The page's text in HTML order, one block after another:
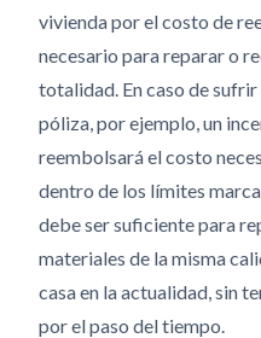
vivienda por el costo de
necesario para reparar o
totalidad. En caso de
póliza, por ejemplo, un
reembolsará el costo
dentro de los límites
debe ser suficiente para
materiales de la misma
casa en la actualidad, sin
por el paso del tiempo.